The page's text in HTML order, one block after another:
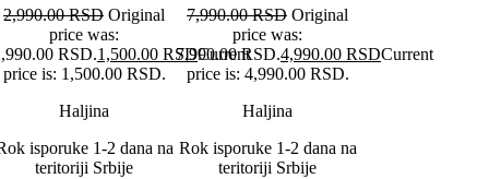
2,990.00RSD Original
price was:
RSD.1,500.00 RSDCurrent
price is: 1,500.00 RSD.
Haljina
isporuke 1-2 dana na
teritoriji Srbije
7,990.00RSD Original
price was:
7,990.00 RSD.4,990.00 RSDCurrent
price is: 4,990.00 RSD.
Haljina
Rok isporuke 1-2 dana na
teritoriji Srbije